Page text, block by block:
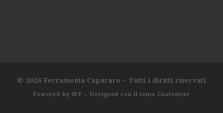
© 2026 Ferramenta Capararo – Tutti i diritti riservati
Powered by WP – Designed con il tema Customizr